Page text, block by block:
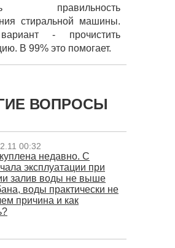
правильность
стиральной машины.
- прочистить
В 99% это помогает.
ВОПРОСЫ
00:32
недавно. С
эксплуатации при
залив воды не выше
воды практически не
причина и как